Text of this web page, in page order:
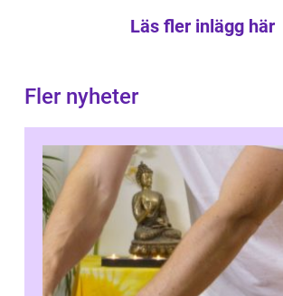
Läs fler inlägg här
Fler nyheter